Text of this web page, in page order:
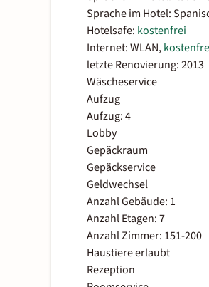
Sprache im Hotel:
Hotelsafe: kostenfrei
Internet: WLAN,
letzte Renovierung: 2013
Wäscheservice
Aufzug
Aufzug: 4
Lobby
Gepäckraum
Gepäckservice
Geldwechsel
Anzahl Gebäude: 1
Anzahl Etagen: 7
Anzahl Zimmer: 151-200
Haustiere erlaubt
Rezeption